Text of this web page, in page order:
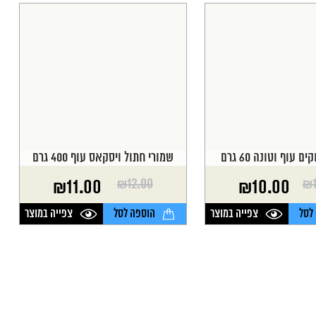
עוף וטונה 60 גרם
₪
₪10.00
צפייה במוצר
שמורי חתול ויסקאס עוף 400 גרם
₪12.00
המחיר
המקורי
היה:
₪11.00
המחיר
הנוכחי
הוא:
הוספה לסל צפייה במוצר